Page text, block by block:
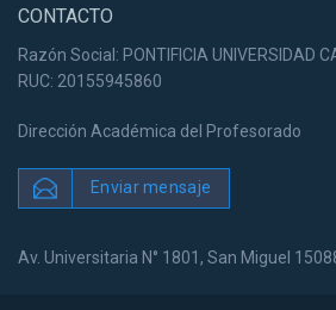
CONTACTO
Razón Social: PONTIFICIA UNIVERSIDAD
RUC: 20155945860
Dirección Académica del Profesorado
Enviar mensaje
Av. Universitaria N° 1801, San Miguel